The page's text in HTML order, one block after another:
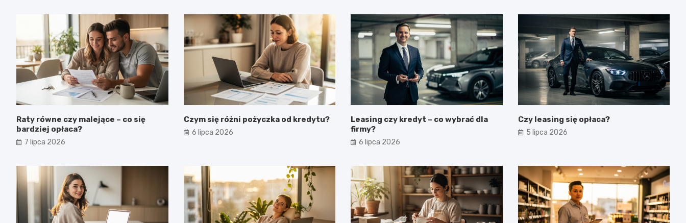
Raty równe czy malejące – co się
bardziej opłaca?
7 lipca 2026
Czym się różni pożyczka od kredytu?
6 lipca 2026
Leasing czy kredyt – co wybrać dla
firmy?
6 lipca 2026
Czy leasing się opłaca?
5 lipca 2026